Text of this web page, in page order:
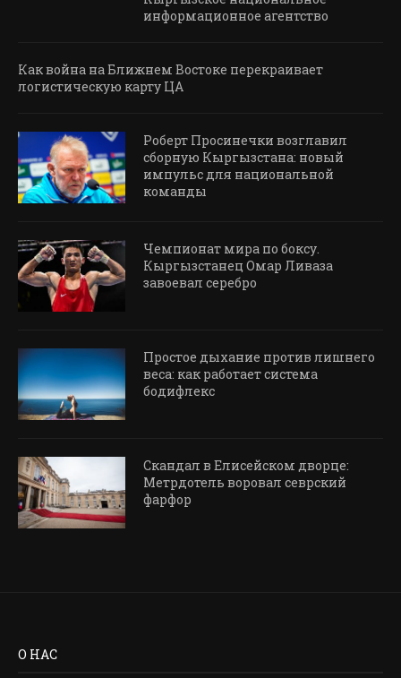
информационное агентство
Как война на Ближнем Востоке перекраивает
логистическую карту ЦА
Роберт Просинечки возглавил
сборную Кыргызстана: новый
импульс для национальной
команды
Чемпионат мира по боксу.
Кыргызстанец Омар Ливаза
завоевал серебро
Простое дыхание против лишнего
веса: как работает система
бодифлекс
Скандал в Елисейском дворце:
Метрдотель воровал севрский
фарфор
О НАС